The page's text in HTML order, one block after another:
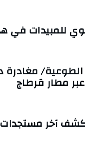
للمبيدات في
الطوعية/
مطار قرطاج
يكشف آخر